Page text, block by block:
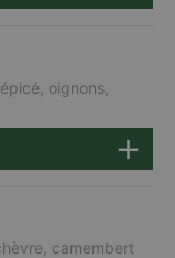
oignons,
camembert